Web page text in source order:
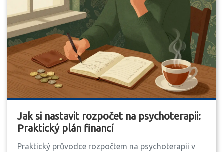
Jak si nastavit rozpočet na psychoterapii:
Praktický plán financí
Praktický průvodce rozpočtem na psychoterapii v